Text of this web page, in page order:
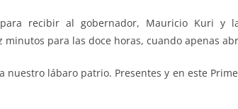
recibir al gobernador, Mauricio Kuri y
minutos para las doce horas, cuando apenas
nuestro lábaro patrio. Presentes y en este